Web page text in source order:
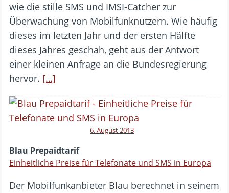
wie die stille SMS und IMSI-Catcher zur
Überwachung von Mobilfunknutzern. Wie häufig
dieses im letzten Jahr und der ersten Hälfte
dieses Jahres geschah, geht aus der Antwort
einer kleinen Anfrage an die Bundesregierung
hervor. […]
6. August 2013
Blau Prepaidtarif
Einheitliche Preise für Telefonate und SMS in Europa
Der Mobilfunkanbieter Blau berechnet in seinem